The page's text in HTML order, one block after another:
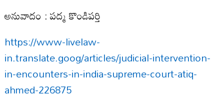
అనువాదం : పద్మ కొండిపర్తి
https://www-livelaw-
in.translate.goog/articles/judicial-intervention-
in-encounters-in-india-supreme-court-atiq-
ahmed-226875